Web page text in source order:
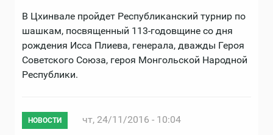
В Цхинвале пройдет Республиканский турнир по
шашкам, посвященный 113-годовщине со дня
рождения Исса Плиева, генерала, дважды Героя
Советского Союза, героя Монгольской Народной
Республики.
НОВОСТИ чт, 24/11/2016 - 10:04